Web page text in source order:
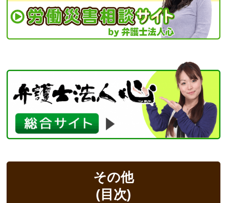
その他
(目次)